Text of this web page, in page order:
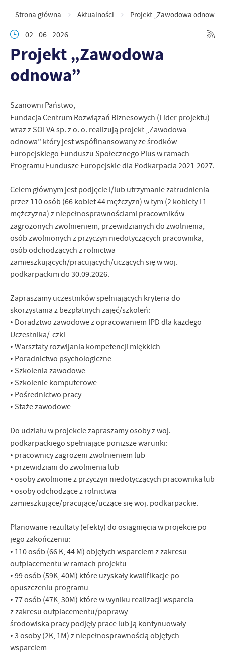
Strona główna Aktualności
Projekt „Zawodowa odnowa”
02 - 06 - 2026
Projekt „Zawodowa
odnowa”
Szanowni Państwo,
Fundacja Centrum Rozwiązań Biznesowych (Lider projektu)
wraz z SOLVA sp. z o. o. realizują projekt „Zawodowa
odnowa” który jest wspófinansowany ze środków
Europejskiego Funduszu Społecznego Plus w ramach
Programu Fundusze Europejskie dla Podkarpacia 2021-2027.
Celem głównym jest podjęcie i/lub utrzymanie zatrudnienia
przez 110 osób (66 kobiet 44 mężczyzn) w tym (2 kobiety i 1
mężczyzna) z niepełnosprawnościami pracowników
zagrożonych zwolnieniem, przewidzianych do zwolnienia,
osób zwolnionych z przyczyn niedotyczących pracownika,
osób odchodzących z rolnictwa
zamieszkujących/pracujących/uczących się w woj.
podkarpackim do 30.09.2026.
Zapraszamy uczestników spełniających kryteria do
skorzystania z bezpłatnych zajęć/szkoleń:
• Doradztwo zawodowe z opracowaniem IPD dla każdego
Uczestnika/-czki
• Warsztaty rozwijania kompetencji miękkich
• Poradnictwo psychologiczne
• Szkolenia zawodowe
• Szkolenie komputerowe
• Pośrednictwo pracy
• Staże zawodowe
Do udziału w projekcie zapraszamy osoby z woj.
podkarpackiego spełniające poniższe warunki:
• pracownicy zagrożeni zwolnieniem lub
• przewidziani do zwolnienia lub
• osoby zwolnione z przyczyn niedotyczących pracownika lub
• osoby odchodzące z rolnictwa
zamieszkujące/pracujące/uczące się woj. podkarpackie.
Planowane rezultaty (efekty) do osiągnięcia w projekcie po
jego zakończeniu:
• 110 osób (66 K, 44 M) objętych wsparciem z zakresu
outplacementu w ramach projektu
• 99 osób (59K, 40M) które uzyskały kwalifikacje po
opuszczeniu programu
• 77 osób (47K, 30M) które w wyniku realizacji wsparcia
z zakresu outplacementu/poprawy
środowiska pracy podjęły prace lub ją kontynuowały
• 3 osoby (2K, 1M) z niepełnosprawnością objętych
wsparciem